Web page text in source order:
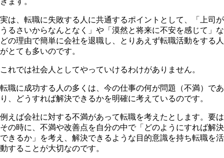
実は、転職に失敗する人に共通するポイントとして、「上司が
うるさいからなんとなく」や「漠然と将来に不安を感じて」な
どの理由で簡単に会社を退職し、とりあえず転職活動をする人
がとても多いのです。
これでは社会人としてやっていけるわけがありません。
転職に成功する人の多くは、今の仕事の何が問題（不満）であ
り、どうすれば解決できるかを明確に考えているのです。
例えば会社に対する不満があって転職を考えたとします。要は
その時に、不満や改善点を自分の中で「どのようにすれば解決
できるか」を考え、解決できるような目的意識を持ち転職を活
動することが大切なのです。